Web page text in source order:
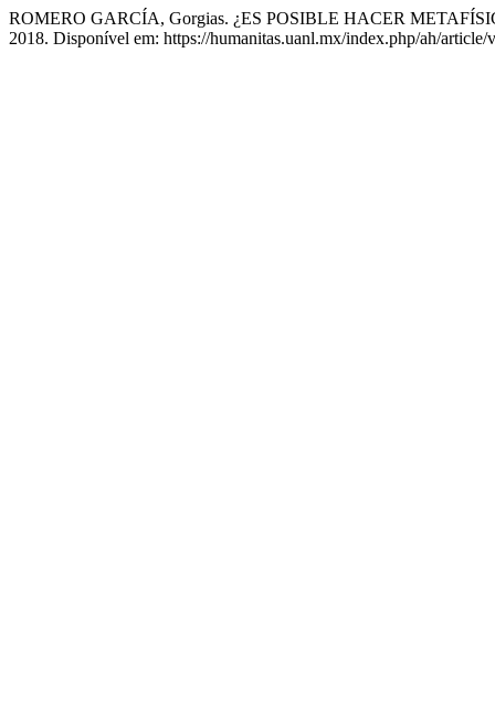
ROMERO GARCÍA, Gorgias. ¿ES POSIBLE HACER
2018. Disponível em: https://humanitas.uanl.mx/index.php/ah/